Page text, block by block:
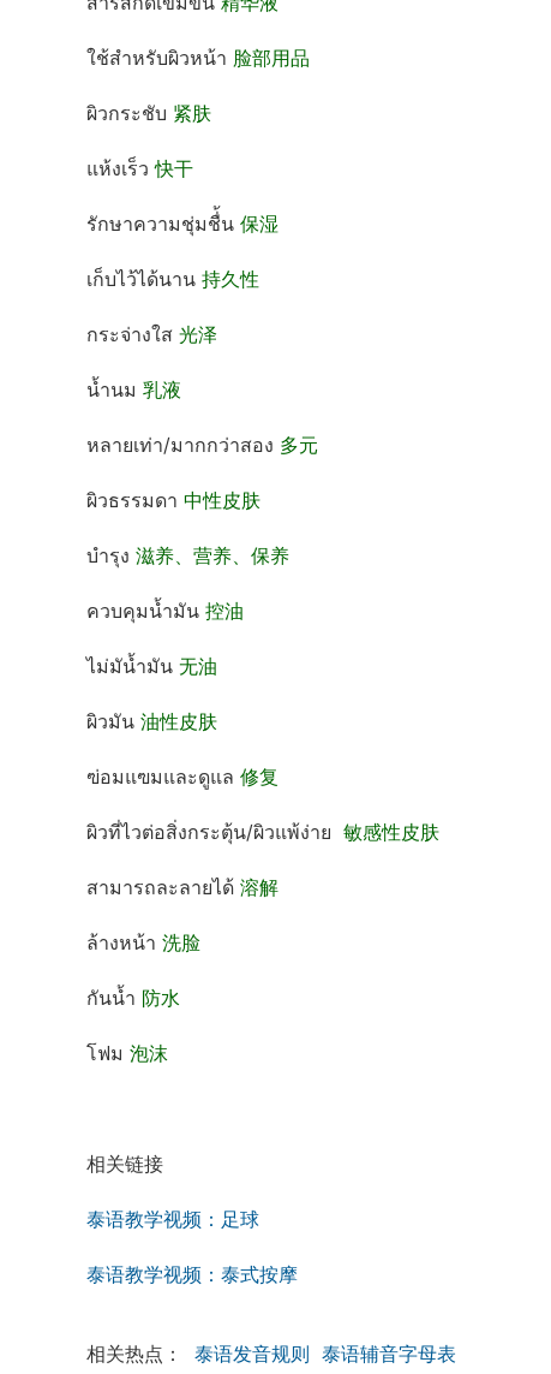
ใช้สำหรับผิวหน้า 脸部用品
ผิวกระชับ 紧肤
แห้งเร็ว快干
รักษาความชุ่มชื่้น 保湿
เก็บไว้ได้นาน 持久性
กระจ่างใส 光泽
น้ำนม 乳液
หลายเท่า/มากกว่าสอง 多元
ผิวธรรมดา 中性皮肤
บำรุง 滋养、营养、保养
ควบคุมน้ำมัน 控油
ไม่มัน้ำมัน 无油
ผิวมัน 油性皮肤
ฃ่อมแฃมและดูแล 修复
ผิวที่ไวต่อสิ่งกระตุ้น/ผิวแพ้ง่าย 敏感性皮肤
สามารถละลายได้ 溶解
ล้างหน้า 洗脸
กันน้ำ 防水
โฟม 泡沫
相关链接
泰语教学视频：足球
泰语教学视频：泰式按摩
相关热点： 泰语发音规则 泰语辅音字母表